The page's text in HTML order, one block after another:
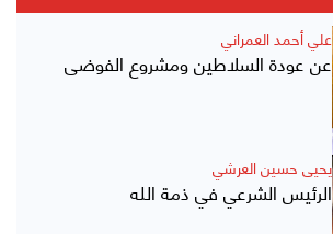
علي أحمد العمراني
عن عودة السلاطين ومشروع الفوضى
يحيى حسين العرشي
الرئيس الشرعي في ذمة الله